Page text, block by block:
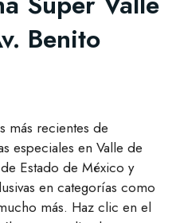
Benito
más recientes de
especiales en Valle de
Estado de México y
en categorías como
más. Haz clic en el